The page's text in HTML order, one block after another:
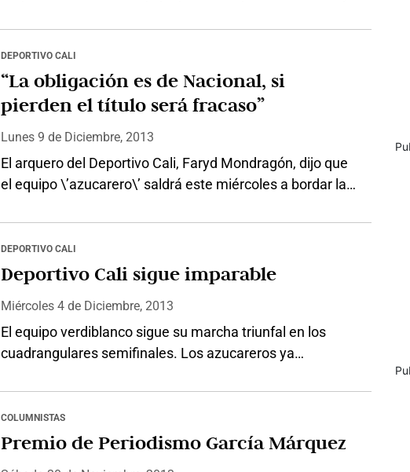
quieren la revancha después de perder el título ante
Atlético Nacional. Los directivos del Cali ya cerraron las
contrataciones del volante Cristian Marrugo y del
delantero Robin Ramírez, jugadores…
DEPORTIVO CALI
“La obligación es de Nacional, si
pierden el título será fracaso”
Lunes 9de Diciembre, 2013
El arquero del Deportivo Cali, Faryd Mondragón, dijo que
el equipo \’azucarero\’ saldrá este miércoles a bordar la
experimentado guardameta dijo que el equipo que parte
con el favoritismo es Atlético Nacional. “Nosotros no
tenemos ningún tipo de presión; la obligación la tiene
Nacional. Si ellos…
DEPORTIVO CALI
Deportivo Cali sigue imparable
Miércoles 4de Diciembre, 2013
El equipo verdiblanco sigue su marcha triunfal en los
cuadrangulares semifinales. Los azucareros ya
el estadio Pascual Guerrero a Millonarios por 4-2. Vladimir
Marín abrió el marcador con un golazo de tiro libre. La
visita empató con una gran definición de Hárrison
COLUMNISTAS
Premio de Periodismo García Márquez